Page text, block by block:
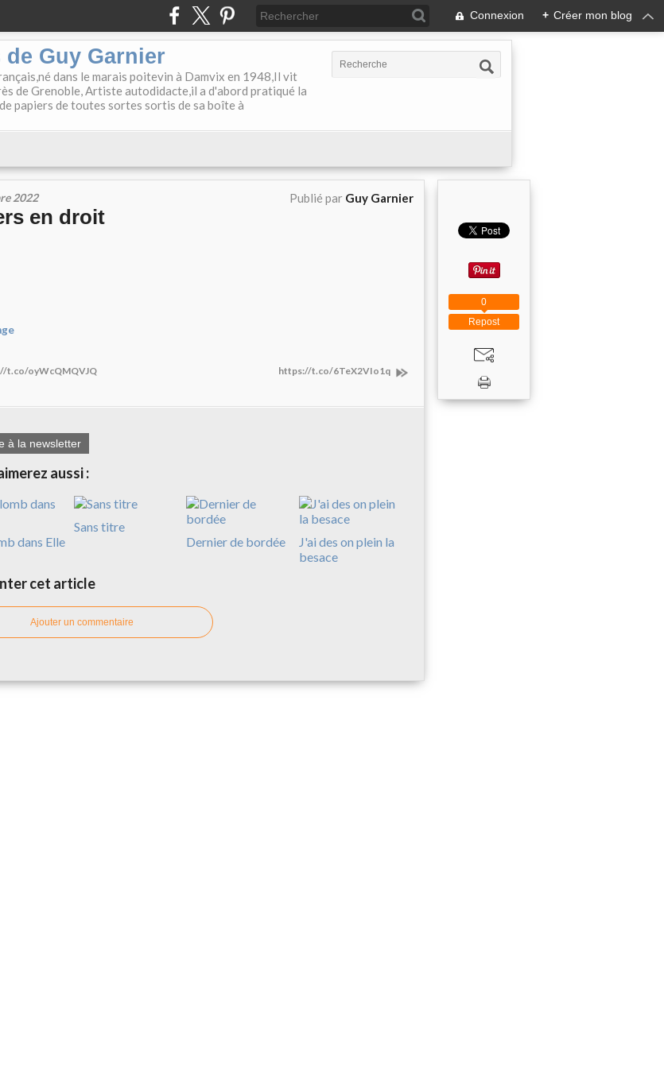
Connexion + Créer mon blog
Guy Garnier
dans le marais poitevin à Damvix en 1948,Il vit
de Grenoble, Artiste autodidacte,il a d'abord pratiqué la
papiers de toutes sortes sortis de sa boîte à
2022 Publié par Guy Garnier
en droit
t.co/oyWcQMQVJQ https://t.co/6TeX2VIo1q
à la newsletter
aussi :
dans Elle
Sans titre
Dernier de bordée
J'ai des on plein la
besace
cet article
Ajouter un commentaire
Repost
0